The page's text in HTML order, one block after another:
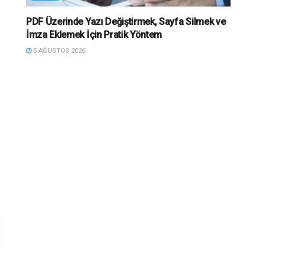
PDF Üzerinde Yazı Değiştirmek, Sayfa Silmek ve
İmza Eklemek İçin Pratik Yöntem
5 AĞUSTOS 2026